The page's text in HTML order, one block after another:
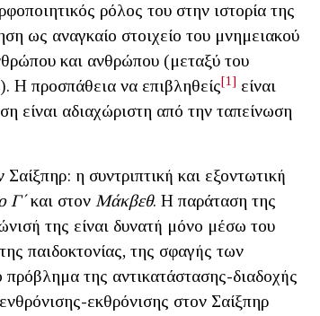
ρόλος του στην ιστορία της
ως αναγκαίο στοιχείο του μνημειακού
και ανθρώπου (μεταξύ του
Η προσπάθεια να επιβληθείς[1] είναι
είναι αδιαχώριστη από την ταπείνωση
η συντριπτική και εξοντωτική
Γ΄και στον Μάκβεθ. Η παράταση της
της είναι δυνατή μόνο μέσω του
παιδοκτονίας, της σφαγής των
της αντικατάστασης-διαδοχής
εκθρόνισης στον Σαίξπηρ